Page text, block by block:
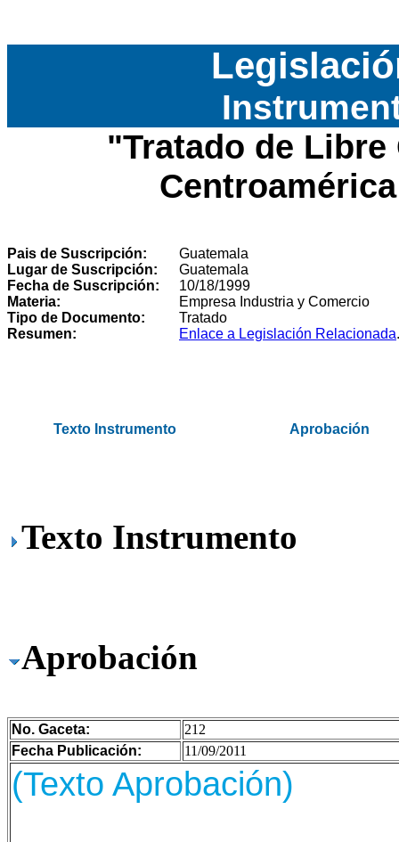
"Tratado de
Pais de Suscripción:
Guatemala
Lugar de Suscripción:
Guatemala
Fecha de Suscripción:
10/18/1999
Materia:
Empresa Industria y Comercio
Tipo de Documento:
Tratado
Resumen:
Enlace a Legislación Relacionada.
Texto Instrumento Aprobación
Texto Instrumento
Aprobación
No. Gaceta:
212
Fecha Publicación:
11/09/2011
(Texto Aprobación)